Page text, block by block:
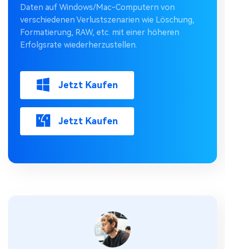
Daten auf Windows/Mac-Computern von
verschiedenen Verlustszenarien wie Löschung,
Formatierung, RAW, etc. mit einer höheren
Erfolgsrate wiederherzustellen.
Jetzt Kaufen
Jetzt Kaufen